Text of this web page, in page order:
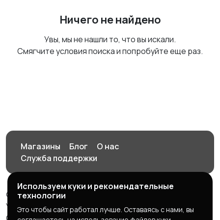
Ничего не найдено
Увы, мы не нашли то, что вы искали.
Смягчите условия поиска и попробуйте еще раз.
Магазины Блог
О нас
Служба поддержки
© 2026 Орен-АЙ - Авто | Недвижимость | Работа |
Услуги
Используем куки и рекомендательные
технологии
Это чтобы сайт работал лучше. Оставаясь с нами, вы